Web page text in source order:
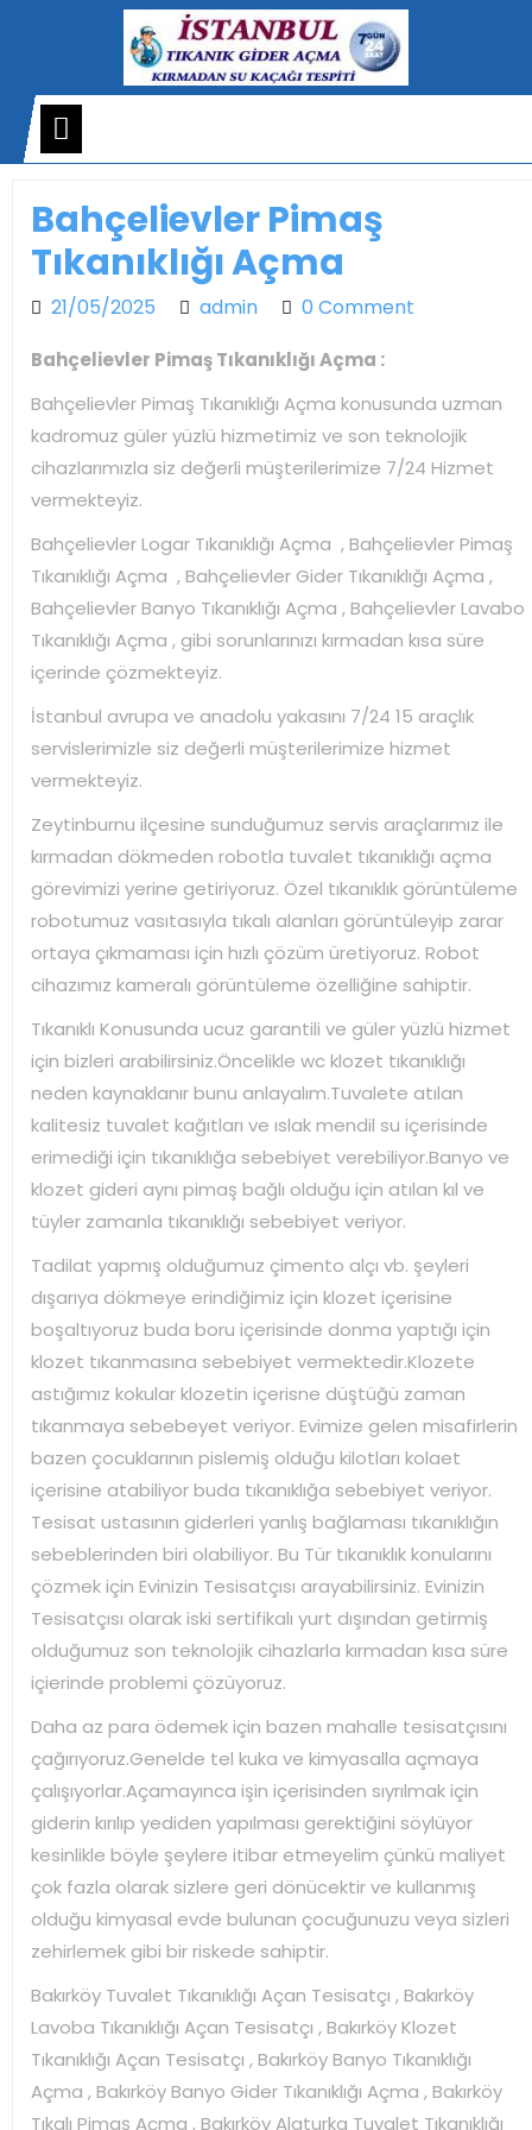
Bahçelievler Pimaş
Tıkanıklığı Açma
21/05/2025 21/05/2025
adminadmin0 Comment
Bahçelievler Pimaş Tıkanıklığı Açma :
Bahçelievler Pimaş Tıkanıklığı Açma konusunda uzman
kadromuz güler yüzlü hizmetimiz ve son teknolojik
cihazlarımızla siz değerli müşterilerimize 7/24 Hizmet
vermekteyiz.
Bahçelievler Logar Tıkanıklığı Açma , Bahçelievler Pimaş
Tıkanıklığı Açma , Bahçelievler Gider Tıkanıklığı Açma ,
Bahçelievler Banyo Tıkanıklığı Açma , Bahçelievler Lavabo
Tıkanıklığı Açma , gibi sorunlarınızı kırmadan kısa süre
içerinde çözmekteyiz.
İstanbul avrupa ve anadolu yakasını 7/24 15 araçlık
servislerimizle siz değerli müşterilerimize hizmet
vermekteyiz.
Zeytinburnu ilçesine sunduğumuz servis araçlarımız ile
kırmadan dökmeden robotla tuvalet tıkanıklığı açma
görevimizi yerine getiriyoruz. Özel tıkanıklık görüntüleme
robotumuz vasıtasıyla tıkalı alanları görüntüleyip zarar
ortaya çıkmaması için hızlı çözüm üretiyoruz. Robot
cihazımız kameralı görüntüleme özelliğine sahiptir.
Tıkanıklı Konusunda ucuz garantili ve güler yüzlü hizmet
için bizleri arabilirsiniz.Öncelikle wc klozet tıkanıklığı
neden kaynaklanır bunu anlayalım.Tuvalete atılan
kalitesiz tuvalet kağıtları ve ıslak mendil su içerisinde
erimediği için tıkanıklığa sebebiyet verebiliyor.Banyo ve
klozet gideri aynı pimaş bağlı olduğu için atılan kıl ve
tüyler zamanla tıkanıklığı sebebiyet veriyor.
Tadilat yapmış olduğumuz çimento alçı vb. şeyleri
dışarıya dökmeye erindiğimiz için klozet içerisine
boşaltıyoruz buda boru içerisinde donma yaptığı için
klozet tıkanmasına sebebiyet vermektedir.Klozete
astığımız kokular klozetin içerisne düştüğü zaman
tıkanmaya sebebeyet veriyor. Evimize gelen misafirlerin
bazen çocuklarının pislemiş olduğu kilotları kolaet
içerisine atabiliyor buda tıkanıklığa sebebiyet veriyor.
Tesisat ustasının giderleri yanlış bağlaması tıkanıklığın
sebeblerinden biri olabiliyor. Bu Tür tıkanıklık konularını
çözmek için Evinizin Tesisatçısı arayabilirsiniz. Evinizin
Tesisatçısı olarak iski sertifikalı yurt dışından getirmiş
olduğumuz son teknolojik cihazlarla kırmadan kısa süre
içierinde problemi çözüyoruz.
Daha az para ödemek için bazen mahalle tesisatçısını
çağırıyoruz.Genelde tel kuka ve kimyasalla açmaya
çalışıyorlar.Açamayınca işin içerisinden sıyrılmak için
giderin kırılıp yediden yapılması gerektiğini söylüyor
kesinlikle böyle şeylere itibar etmeyelim çünkü maliyet
çok fazla olarak sizlere geri dönücektir ve kullanmış
olduğu kimyasal evde bulunan çocuğunuzu veya sizleri
zehirlemek gibi bir riskede sahiptir.
Bakırköy Tuvalet Tıkanıklığı Açan Tesisatçı , Bakırköy
Lavoba Tıkanıklığı Açan Tesisatçı , Bakırköy Klozet
Tıkanıklığı Açan Tesisatçı , Bakırköy Banyo Tıkanıklığı
Açma , Bakırköy Banyo Gider Tıkanıklığı Açma , Bakırköy
Tıkalı Pimaş Açma , Bakırköy Alaturka Tuvalet Tıkanıklığı